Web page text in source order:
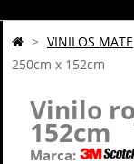
> VINILOS MATE
250cm x 152cm
Vinilo
152cm
Marca: